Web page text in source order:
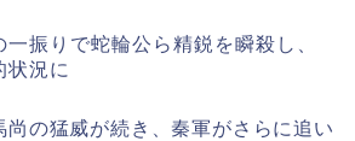
振りで蛇輪公ら精鋭を瞬殺し、
状況に
尚の猛威が続き、秦軍がさらに追い